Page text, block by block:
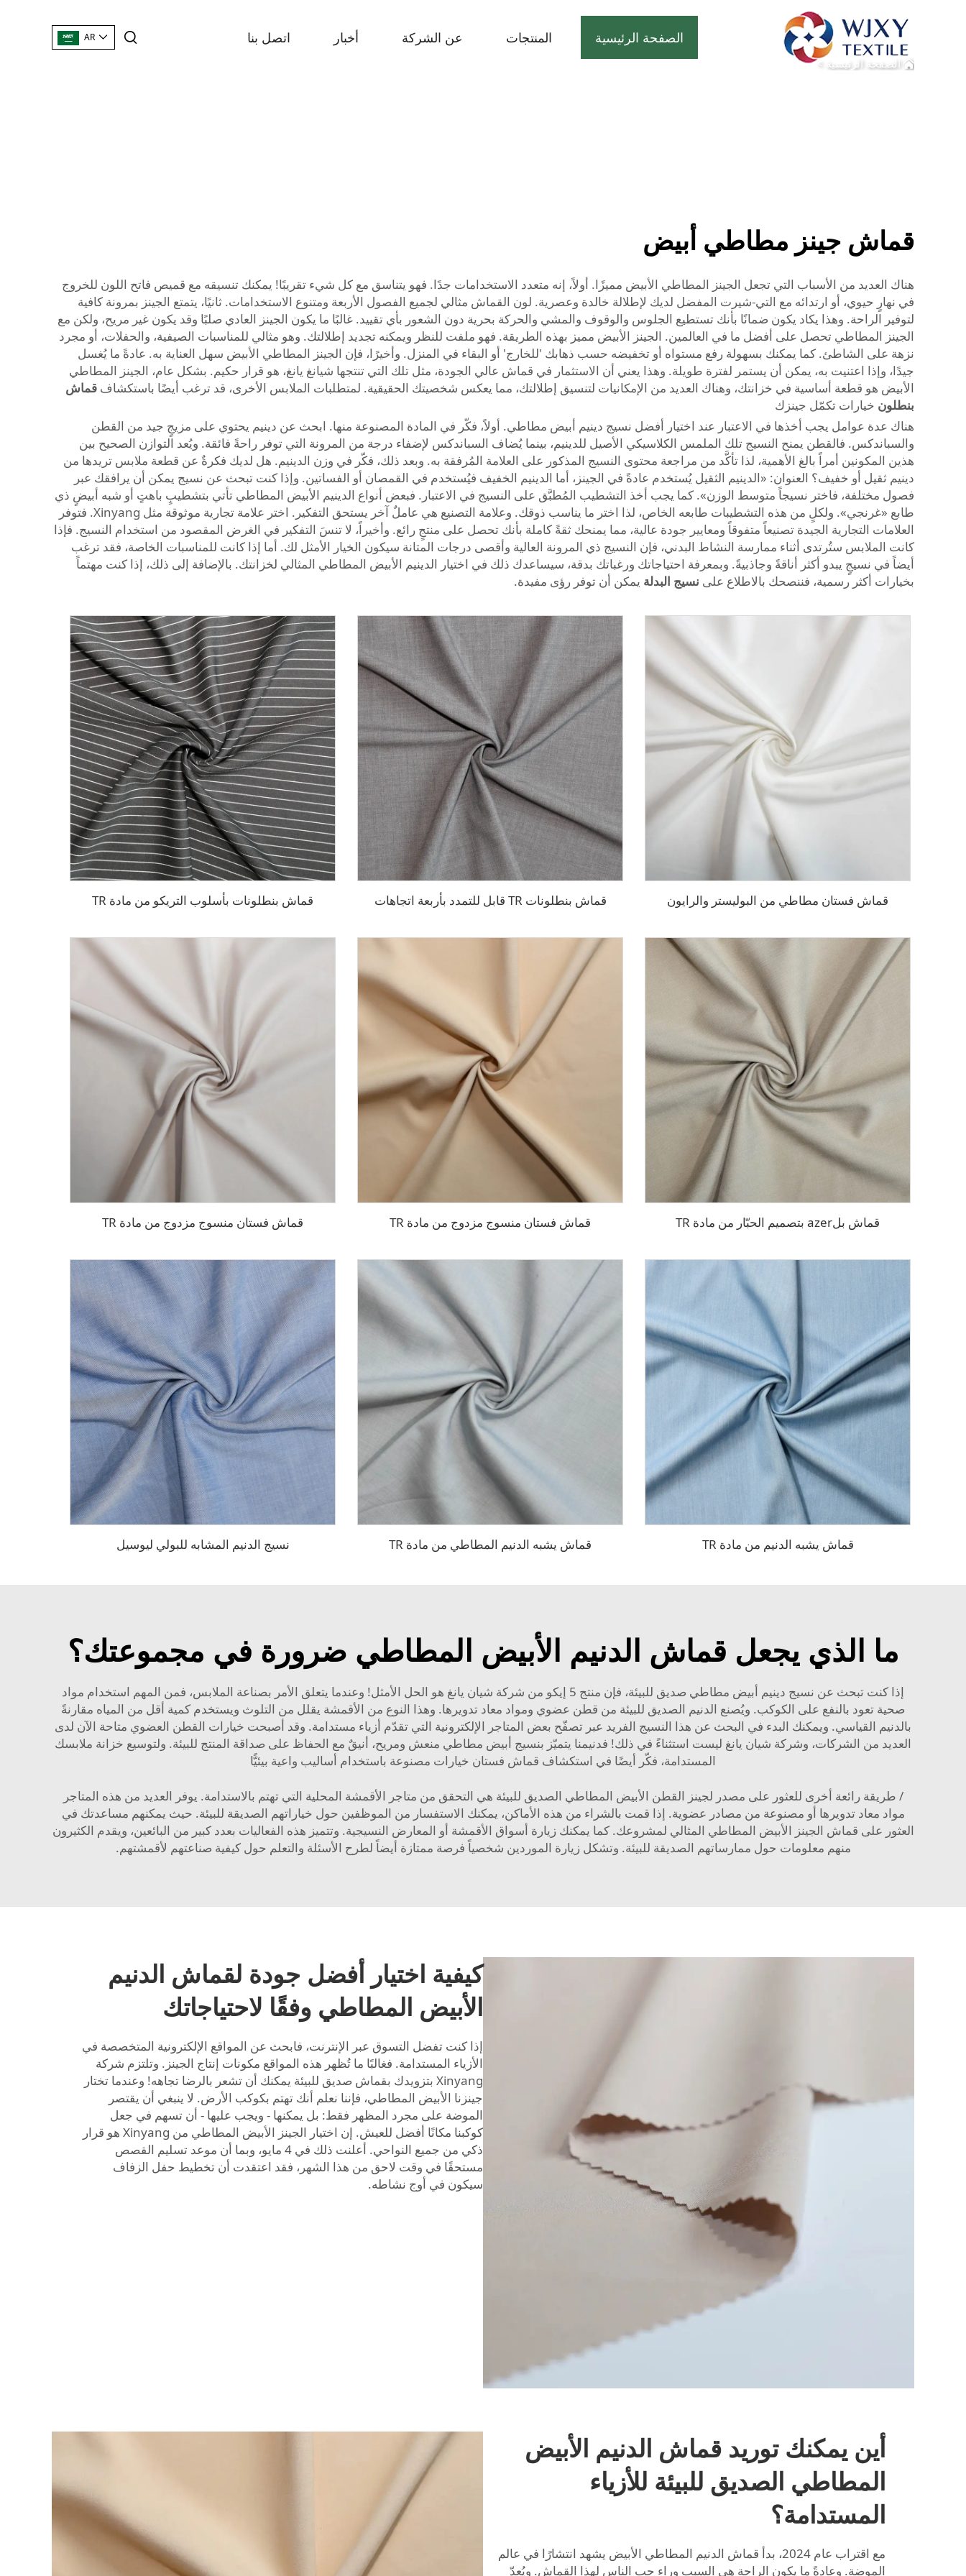
الصفحة الرئيسية المنتجات عن الشركة أخبار اتصل بنا AR
الصفحة الرئيسية >
قماش جينز مطاطي أبيض
هناك العديد من الأسباب التي تجعل الجينز المطاطي الأبيض مميزًا. أولاً، إنه متعدد الاستخدامات جدًا. فهو يتناسق مع كل شيء تقريبًا! يمكنك تنسيقه مع قميص فاتح اللون للخروج
في نهارٍ حيوي، أو ارتدائه مع التي-شيرت المفضل لديك لإطلالة خالدة وعصرية. لون القماش مثالي لجميع الفصول الأربعة ومتنوع الاستخدامات. ثانيًا، يتمتع الجينز بمرونة كافية
لتوفير الراحة. وهذا يكاد يكون ضمانًا بأنك تستطيع الجلوس والوقوف والمشي والحركة بحرية دون الشعور بأي تقييد. غالبًا ما يكون الجينز العادي صلبًا وقد يكون غير مريح، ولكن مع
الجينز المطاطي تحصل على أفضل ما في العالمين. الجينز الأبيض مميز بهذه الطريقة. فهو ملفت للنظر ويمكنه تجديد إطلالتك. وهو مثالي للمناسبات الصيفية، والحفلات، أو مجرد
نزهة على الشاطئ. كما يمكنك بسهولة رفع مستواه أو تخفيضه حسب ذهابك 'للخارج' أو البقاء في المنزل. وأخيرًا، فإن الجينز المطاطي الأبيض سهل العناية به. عادةً ما يُغسل
جيدًا، وإذا اعتنيت به، يمكن أن يستمر لفترة طويلة. وهذا يعني أن الاستثمار في قماش عالي الجودة، مثل تلك التي تنتجها شيانغ يانغ، هو قرار حكيم. بشكل عام، الجينز المطاطي
الأبيض هو قطعة أساسية في خزانتك، وهناك العديد من الإمكانيات لتنسيق إطلالتك، مما يعكس شخصيتك الحقيقية. لمتطلبات الملابس الأخرى، قد ترغب أيضًا باستكشاف قماش
بنطلون خيارات تكمّل جينزك
هناك عدة عوامل يجب أخذها في الاعتبار عند اختيار أفضل نسيج دينيم أبيض مطاطي. أولاً، فكّر في المادة المصنوعة منها. ابحث عن دينيم يحتوي على مزيجٍ جيد من القطن
والسباندكس. فالقطن يمنح النسيج تلك الملمس الكلاسيكي الأصيل للدينيم، بينما يُضاف السباندكس لإضفاء درجة من المرونة التي توفر راحةً فائقة. ويُعد التوازن الصحيح بين
هذين المكونين أمراً بالغ الأهمية، لذا تأكَّد من مراجعة محتوى النسيج المذكور على العلامة المُرفقة به. وبعد ذلك، فكّر في وزن الدينيم. هل لديك فكرةٌ عن قطعة ملابس تريدها من
دينيم ثقيل أو خفيف؟ العنوان: «الدينيم الثقيل يُستخدم عادةً في الجينز، أما الدينيم الخفيف فيُستخدم في القمصان أو الفساتين. وإذا كنت تبحث عن نسيج يمكن أن يرافقك عبر
فصول مختلفة، فاختر نسيجاً متوسط الوزن». كما يجب أخذ التشطيب المُطبَّق على النسيج في الاعتبار. فبعض أنواع الدينيم الأبيض المطاطي تأتي بتشطيبٍ باهتٍ أو شبه أبيضٍ ذي
طابع «غرنجي». ولكلٍ من هذه التشطيبات طابعه الخاص، لذا اختر ما يناسب ذوقك. وعلامة التصنيع هي عاملٌ آخر يستحق التفكير. اختر علامة تجارية موثوقة مثل Xinyang. فتوفر
العلامات التجارية الجيدة تصنيعاً متفوقاً ومعايير جودة عالية، مما يمنحك ثقةً كاملة بأنك تحصل على منتجٍ رائع. وأخيراً، لا تنسَ التفكير في الغرض المقصود من استخدام النسيج. فإذا
كانت الملابس ستُرتدى أثناء ممارسة النشاط البدني، فإن النسيج ذي المرونة العالية وأقصى درجات المتانة سيكون الخيار الأمثل لك. أما إذا كانت للمناسبات الخاصة، فقد ترغب
أيضاً في نسيجٍ يبدو أكثر أناقةً وجاذبيةً. وبمعرفة احتياجاتك ورغباتك بدقة، سيساعدك ذلك في اختيار الدينيم الأبيض المطاطي المثالي لخزانتك. بالإضافة إلى ذلك، إذا كنت مهتماً
بخيارات أكثر رسمية، فننصحك بالاطلاع على نسيج البدلة يمكن أن توفر رؤى مفيدة.
قماش فستان مطاطي من البوليستر والرايون قماش بنطلونات TR قابل للتمدد بأربعة اتجاهات قماش بنطلونات بأسلوب التريكو من مادة TR
قماش بلazer بتصميم الحبّار من مادة TR قماش فستان منسوج مزدوج من مادة TR قماش فستان منسوج مزدوج من مادة TR
قماش يشبه الدنيم من مادة TR قماش يشبه الدنيم المطاطي من مادة TR نسيج الدنيم المشابه للبولي ليوسيل
ما الذي يجعل قماش الدنيم الأبيض المطاطي ضرورة في مجموعتك؟
إذا كنت تبحث عن نسيج دينيم أبيض مطاطي صديق للبيئة، فإن منتج 5 إيكو من شركة شيان يانغ هو الحل الأمثل! وعندما يتعلق الأمر بصناعة الملابس، فمن المهم استخدام مواد
صحية تعود بالنفع على الكوكب. ويُصنع الدنيم الصديق للبيئة من قطن عضوي ومواد معاد تدويرها. وهذا النوع من الأقمشة يقلل من التلوث ويستخدم كمية أقل من المياه مقارنةً
بالدنيم القياسي. ويمكنك البدء في البحث عن هذا النسيج الفريد عبر تصفّح بعض المتاجر الإلكترونية التي تقدّم أزياء مستدامة. وقد أصبحت خيارات القطن العضوي متاحة الآن لدى
العديد من الشركات، وشركة شيان يانغ ليست استثناءً في ذلك! فدنيمنا يتميّز بنسيج أبيض مطاطي منعش ومريح، أنيقٌ مع الحفاظ على صداقة المنتج للبيئة. ولتوسيع خزانة ملابسك
المستدامة، فكّر أيضًا في استكشاف قماش فستان خيارات مصنوعة باستخدام أساليب واعية بيئيًّا
/ طريقة رائعة أخرى للعثور على مصدر لجينز القطن الأبيض المطاطي الصديق للبيئة هي التحقق من متاجر الأقمشة المحلية التي تهتم بالاستدامة. يوفر العديد من هذه المتاجر
مواد معاد تدويرها أو مصنوعة من مصادر عضوية. إذا قمت بالشراء من هذه الأماكن، يمكنك الاستفسار من الموظفين حول خياراتهم الصديقة للبيئة. حيث يمكنهم مساعدتك في
العثور على قماش الجينز الأبيض المطاطي المثالي لمشروعك. كما يمكنك زيارة أسواق الأقمشة أو المعارض النسيجية. وتتميز هذه الفعاليات بعدد كبير من البائعين، ويقدم الكثيرون
منهم معلومات حول ممارساتهم الصديقة للبيئة. وتشكل زيارة الموردين شخصياً فرصة ممتازة أيضاً لطرح الأسئلة والتعلم حول كيفية صناعتهم لأقمشتهم.
كيفية اختيار أفضل جودة لقماش الدنيم
الأبيض المطاطي وفقًا لاحتياجاتك
إذا كنت تفضل التسوق عبر الإنترنت، فابحث عن المواقع الإلكترونية المتخصصة في
الأزياء المستدامة. فغالبًا ما تُظهر هذه المواقع مكونات إنتاج الجينز. وتلتزم شركة
Xinyang بتزويدك بقماش صديق للبيئة يمكنك أن تشعر بالرضا تجاهه! وعندما تختار
جينزنا الأبيض المطاطي، فإننا نعلم أنك تهتم بكوكب الأرض. لا ينبغي أن يقتصر
الموضة على مجرد المظهر فقط: بل يمكنها - ويجب عليها - أن تسهم في جعل
كوكبنا مكانًا أفضل للعيش. إن اختيار الجينز الأبيض المطاطي من Xinyang هو قرار
ذكي من جميع النواحي. أعلنت ذلك في 4 مايو، وبما أن موعد تسليم القصص
مستحقًا في وقت لاحق من هذا الشهر، فقد اعتقدت أن تخطيط حفل الزفاف
سيكون في أوج نشاطه.
أين يمكنك توريد قماش الدنيم الأبيض
المطاطي الصديق للبيئة للأزياء
المستدامة؟
مع اقتراب عام 2024، بدأ قماش الدنيم المطاطي الأبيض يشهد انتشارًا في عالم
الموضة. وعادةً ما يكون الراحة هي السبب وراء حب الناس لهذا القماش. ويُعدّ